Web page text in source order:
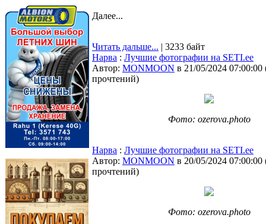
Далее...
Читать дальше... | 3233 байт
Нарва : Лучшие фотографии на SETI.ee
Автор: MONMOON в 21/05/2024 07:00:00
прочтений)
Фото: ozerova.photo
Нарва : Лучшие фотографии на SETI.ee
Автор: MONMOON в 20/05/2024 07:00:00
прочтений)
Фото: ozerova.photo